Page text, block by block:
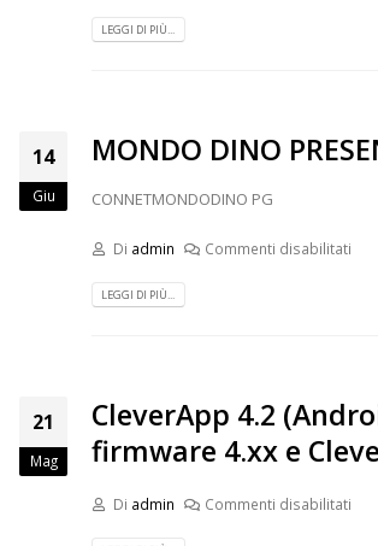
LEGGI DI PIÙ...
14
Giu
MONDO DINO
CONNETMONDODINO PG
Di admin Commenti disabilitati
LEGGI DI PIÙ...
21
Mag
CleverApp 4.2
firmware 4.xx e
Di admin Commenti disabilitati